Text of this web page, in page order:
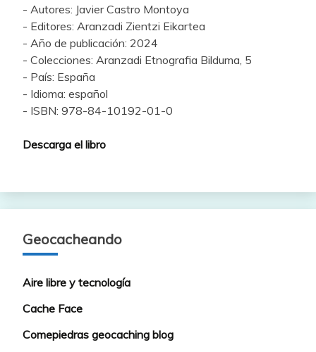
- Autores: Javier Castro Montoya
- Editores: Aranzadi Zientzi Eikartea
- Año de publicación: 2024
- Colecciones: Aranzadi Etnografia Bilduma, 5
- País: España
- Idioma: español
- ISBN: 978-84-10192-01-0
Descarga el libro
Geocacheando
Aire libre y tecnología
Cache Face
Comepiedras geocaching blog